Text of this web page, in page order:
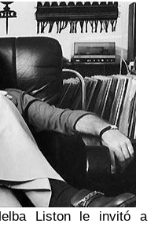
Listonle invitó a